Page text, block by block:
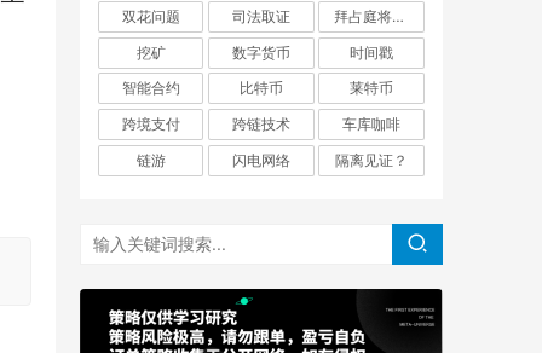
双花问题
司法取证
拜占庭将军问题
挖矿
数字货币
时间戳
智能合约
比特币
莱特币
跨境支付
跨链技术
车库咖啡
链游
闪电网络 隔离见证？